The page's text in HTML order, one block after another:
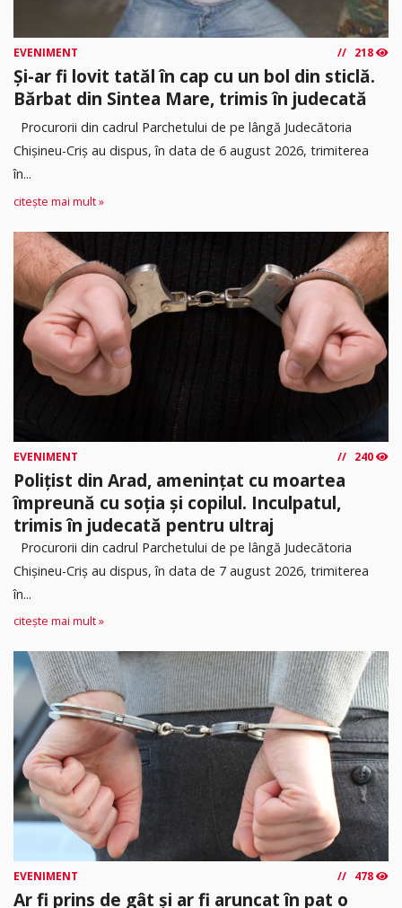
EVENIMENT 218
Și-ar fi lovit tatăl în cap cu un bol din sticlă.
Bărbat din Sintea Mare, trimis în judecată
Procurorii din cadrul Parchetului de pe lângă Judecătoria
Chișineu-Criș au dispus, în data de 6 august 2026, trimiterea
în...
citește mai mult »
EVENIMENT 240
Polițist din Arad, amenințat cu moartea
împreună cu soția și copilul. Inculpatul,
trimis în judecată pentru ultraj
Procurorii din cadrul Parchetului de pe lângă Judecătoria
Chișineu-Criș au dispus, în data de 7 august 2026, trimiterea
în...
citește mai mult »
EVENIMENT 478
Ar fi prins de gât și ar fi aruncat în pat o